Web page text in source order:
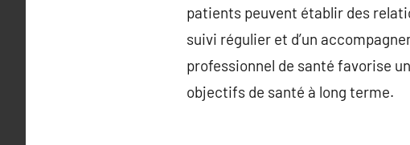
patients peuvent établir des
suivi régulier et d’un
professionnel de santé favorise
objectifs de santé à long terme.